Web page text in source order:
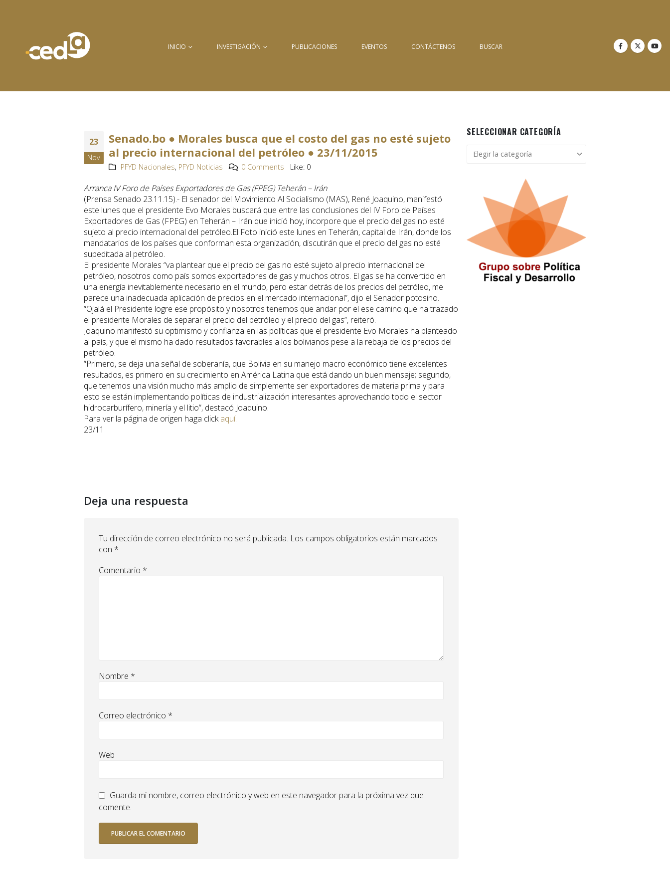
INICIO INVESTIGACIÓN PUBLICACIONES EVENTOS CONTÁCTENOS BUSCAR
23
Nov
Senado.bo ● Morales busca que el costo del gas no esté sujeto
al precio internacional del petróleo ● 23/11/2015
PFYD Nacionales, PFYD Noticias 0 Comments Like: 0
Arranca IV Foro de Países Exportadores de Gas (FPEG) Teherán – Irán
(Prensa Senado 23.11.15).- El senador del Movimiento Al Socialismo (MAS), René Joaquino, manifestó
este lunes que el presidente Evo Morales buscará que entre las conclusiones del IV Foro de Países
Exportadores de Gas (FPEG) en Teherán – Irán que inició hoy, incorpore que el precio del gas no esté
sujeto al precio internacional del petróleo.El Foto inició este lunes en Teherán, capital de Irán, donde los
mandatarios de los países que conforman esta organización, discutirán que el precio del gas no esté
supeditada al petróleo.
El presidente Morales “va plantear que el precio del gas no esté sujeto al precio internacional del
petróleo, nosotros como país somos exportadores de gas y muchos otros. El gas se ha convertido en
una energía inevitablemente necesario en el mundo, pero estar detrás de los precios del petróleo, me
parece una inadecuada aplicación de precios en el mercado internacional”, dijo el Senador potosino.
“Ojalá el Presidente logre ese propósito y nosotros tenemos que andar por el ese camino que ha trazado
el presidente Morales de separar el precio del petróleo y el precio del gas”, reiteró.
Joaquino manifestó su optimismo y confianza en las políticas que el presidente Evo Morales ha planteado
al país, y que el mismo ha dado resultados favorables a los bolivianos pese a la rebaja de los precios del
petróleo.
“Primero, se deja una señal de soberanía, que Bolivia en su manejo macro económico tiene excelentes
resultados, es primero en su crecimiento en América Latina que está dando un buen mensaje; segundo,
que tenemos una visión mucho más amplio de simplemente ser exportadores de materia prima y para
esto se están implementando políticas de industrialización interesantes aprovechando todo el sector
hidrocarburífero, minería y el litio”, destacó Joaquino.
Para ver la página de origen haga clickaquí.
23/11
Deja una respuesta
Tu dirección de correo electrónico no será publicada. Los campos obligatorios están marcados
con *
Comentario *
Nombre *
Correo electrónico *
Web
Guarda mi nombre, correo electrónico y web en este navegador para la próxima vez que
comente.
SELECCIONAR CATEGORÍA
Seleccionar
categoría